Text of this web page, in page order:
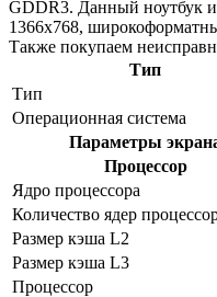
GDDR3. Данный ноутбук
1366x768,
Также покупаем
Тип
Тип
Операционная система
Параметры
Процессор
Ядро процессора
Количество ядер
Размер кэша L2
Размер кэша L3
Процессор